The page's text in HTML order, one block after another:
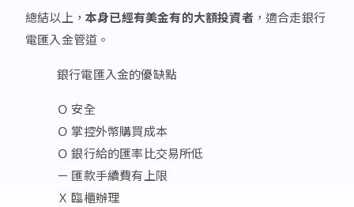
總結以上， 本身已經有美金有的大額投資者，適合走銀行
電匯入金管道。
銀行電匯入金的優缺點
Ｏ 安全
Ｏ 掌控外幣購買成本
Ｏ 銀行給的匯率比交易所低
ㄧ 匯款手續費有上限
Ｘ 臨櫃辦理